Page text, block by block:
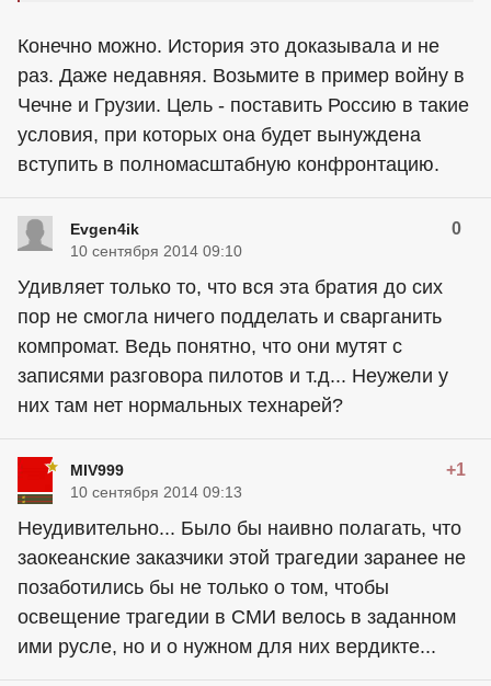
Конечно можно. История это доказывала и не
раз. Даже недавняя. Возьмите в пример войну в
Чечне и Грузии. Цель - поставить Россию в такие
условия, при которых она будет вынуждена
вступить в полномасштабную конфронтацию.
Evgen4ik 0
10 сентября 2014 09:10
Удивляет только то, что вся эта братия до сих
пор не смогла ничего подделать и сварганить
компромат. Ведь понятно, что они мутят с
записями разговора пилотов и т.д... Неужели у
них там нет нормальных технарей?
MIV999 +1
10 сентября 2014 09:13
Неудивительно... Было бы наивно полагать, что
заокеанские заказчики этой трагедии заранее не
позаботились бы не только о том, чтобы
освещение трагедии в СМИ велось в заданном
ими русле, но и о нужном для них вердикте...